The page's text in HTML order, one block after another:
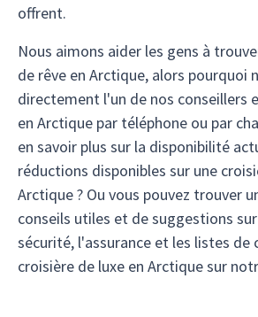
offrent.
Nous aimons aider les gens à
de rêve en Arctique, alors pourquoi
directement l'un de nos conseillers
en Arctique par téléphone ou par
en savoir plus sur la disponibilité
réductions disponibles sur une
Arctique ? Ou vous pouvez trouver
conseils utiles et de suggestions
sécurité, l'assurance et les listes de
croisière de luxe en Arctique sur